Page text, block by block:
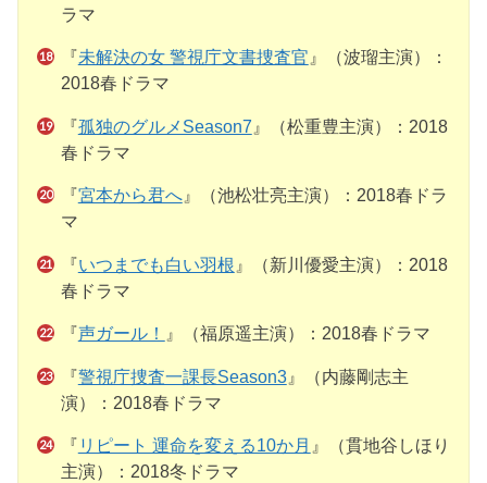
ラマ
『未解決の女 警視庁文書捜査官 』（波瑠主演）：
2018春ドラマ
『孤独のグルメSeason7 』（松重豊主演）：2018
春ドラマ
『宮本から君へ』（池松壮亮主演）：2018春ドラ
マ
『いつまでも白い羽根 』（新川優愛主演）：2018
春ドラマ
『声ガール！ 』（福原遥主演）：2018春ドラマ
『警視庁捜査一課長Season3』（内藤剛志主
演）：2018春ドラマ
『 リピート 運命を変える10か月 』（貫地谷しほり
主演）：2018冬ドラマ